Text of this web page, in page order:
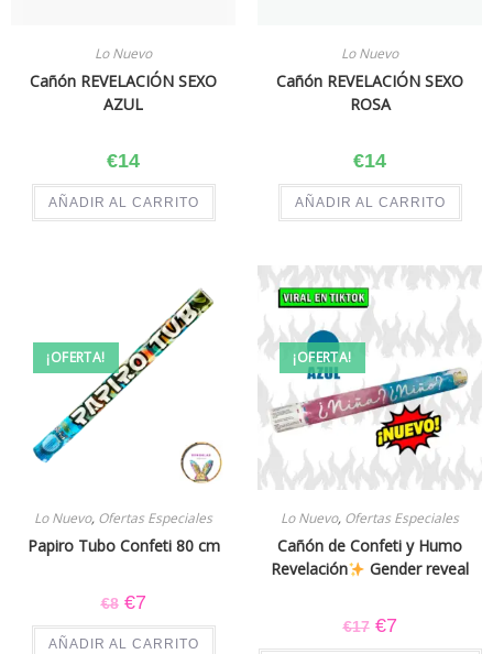
Lo Nuevo
Cañón REVELACIÓN SEXO
AZUL
€14
AÑADIR AL CARRITO
Lo Nuevo
Cañón REVELACIÓN SEXO
ROSA
€14
AÑADIR AL CARRITO
¡OFERTA!
Lo Nuevo, Ofertas Especiales
Papiro Tubo Confeti 80 cm
€8 €7
AÑADIR AL CARRITO
¡OFERTA!
Lo Nuevo, Ofertas Especiales
Cañón de Confeti y Humo
Revelación
Gender reveal
€17 €7